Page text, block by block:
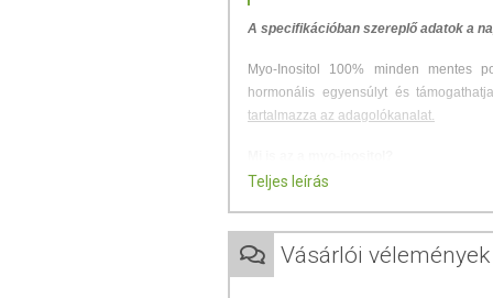
A specifikációban szereplő adatok a
Myo-Inositol 100% minden mentes
hormonális egyensúlyt és
tartalmazza az adagolókanalat.
hozzájárulhat a reproduktív egészség
tüneteinek enyhítésében.
Teljes leírás
Vásárlói vélemények